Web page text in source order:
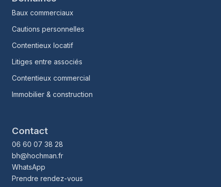
Baux commerciaux
Cautions personnelles
Contentieux locatif
Litiges entre associés
Contentieux commercial
Immobilier & construction
Contact
06 60 07 38 28
bh@hochman.fr
WhatsApp
Prendre rendez-vous